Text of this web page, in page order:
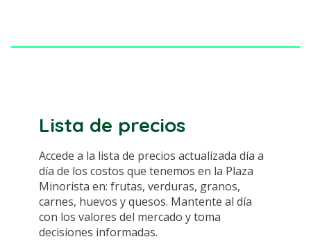
Lista de precios
Accede a la lista de precios actualizada día a
día de los costos que tenemos en la Plaza
Minorista en: frutas, verduras, granos,
carnes, huevos y quesos. Mantente al día
con los valores del mercado y toma
decisiones informadas.